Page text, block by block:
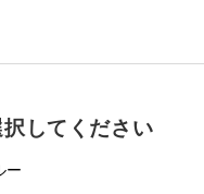
してください
ー